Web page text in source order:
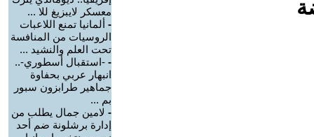
معسكر لايبزيغ للا ...
- ألمانيا تمنع اللاعبات
الروسيات من المنافسة
تحت العلم والنشيد ...
- -استقبال أسطوري-..
انبهار عربي بحفاوة
جماهير طرابزون سبور
بم ...
- لامين جمال يطلب من
إدارة برشلونة ضم أحد